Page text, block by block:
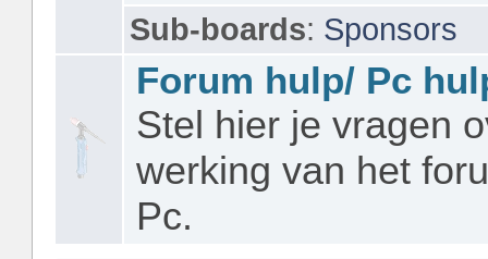
Sub-boards: Sponsors
Forum hulp/ Pc
Stel hier je vragen
werking van het
Pc.